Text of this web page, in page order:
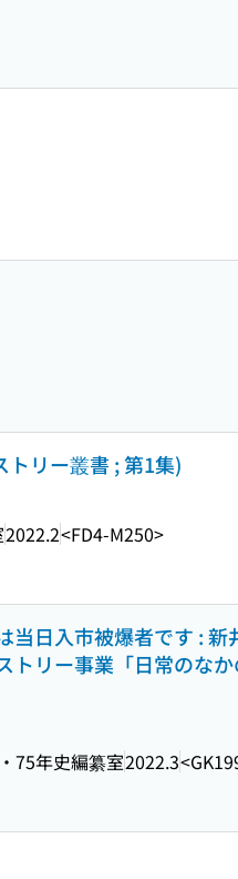
リー叢書 ; 第1集)
2022.2<FD4-M250>
当日入市被爆者です : 新
トリー事業「日常のな
75年史編纂室2022.3